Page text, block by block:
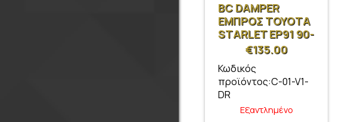
BC DAMPER
ΕΜΠΡΟΣ TOYOTA
STARLET EP91 90-
€135.00
Κωδικός
προϊόντος:C-01-V1-
DR
Εξαντλημένο